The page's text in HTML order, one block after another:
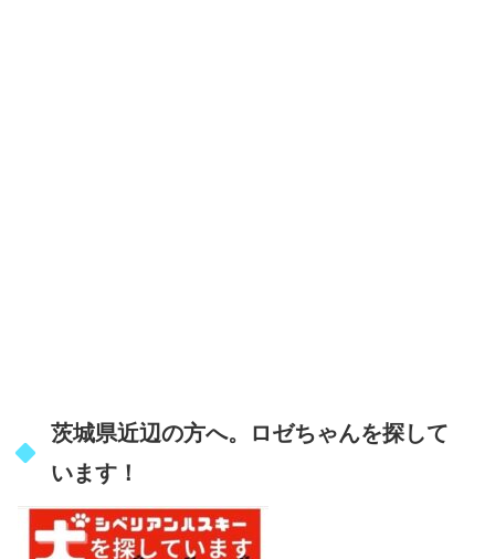
茨城県近辺の方へ。ロゼちゃんを探して
います！